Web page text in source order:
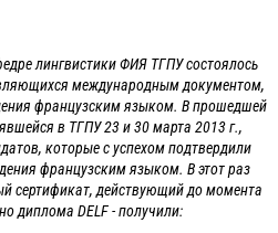
лингвистики ФИЯ ТГПУ состоялось
международным документом,
французским языком. В прошедшей
в ТГПУ 23 и 30 марта 2013 г.,
которые с успехом подтвердили
французским языком. В этот раз
сертификат, действующий до момента
диплома DELF - получили: